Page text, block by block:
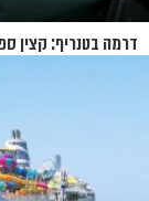
דרמה בטנריף: קצין